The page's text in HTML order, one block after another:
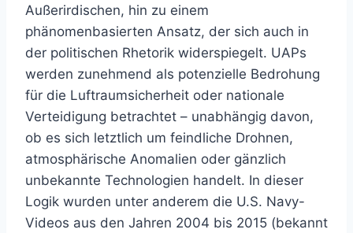
Außerirdischen, hin zu einem
phänomenbasierten Ansatz, der sich auch in
der politischen Rhetorik widerspiegelt. UAPs
werden zunehmend als potenzielle Bedrohung
für die Luftraumsicherheit oder nationale
Verteidigung betrachtet – unabhängig davon,
ob es sich letztlich um feindliche Drohnen,
atmosphärische Anomalien oder gänzlich
unbekannte Technologien handelt. In dieser
Logik wurden unter anderem die U.S. Navy-
Videos aus den Jahren 2004 bis 2015 (bekannt